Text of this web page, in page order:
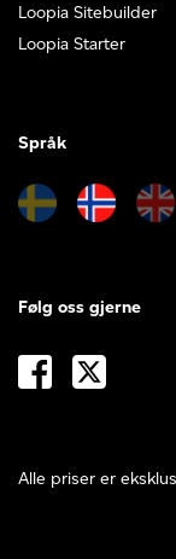
Loopia Sitebuilder
Loopia Starter
Språk
Alle priser er
Følg oss gjerne